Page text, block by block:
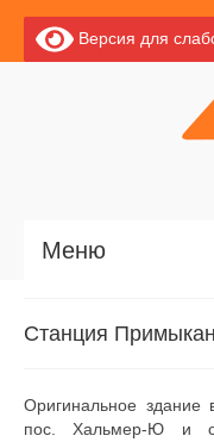
Версия для
Меню
О Воркуте
Станция
Оригинальное здание
пос. Хальмер-Ю и